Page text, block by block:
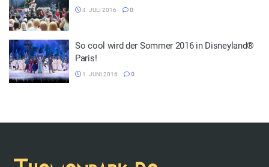
4. JULI 2016 0
So cool wird der Sommer 2016 in Disneyland®
Paris!
1. JUNI 2016 0